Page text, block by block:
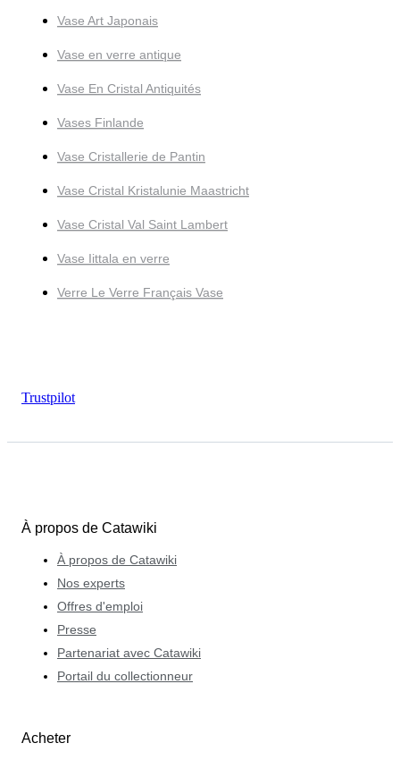
Vase Art Japonais
Vase en verre antique
Vase En Cristal Antiquités
Vases Finlande
Vase Cristallerie de Pantin
Vase Cristal Kristalunie Maastricht
Vase Cristal Val Saint Lambert
Vase Iittala en verre
Verre Le Verre Français Vase
Trustpilot
À propos de Catawiki
À propos de Catawiki
Nos experts
Offres d'emploi
Presse
Partenariat avec Catawiki
Portail du collectionneur
Acheter